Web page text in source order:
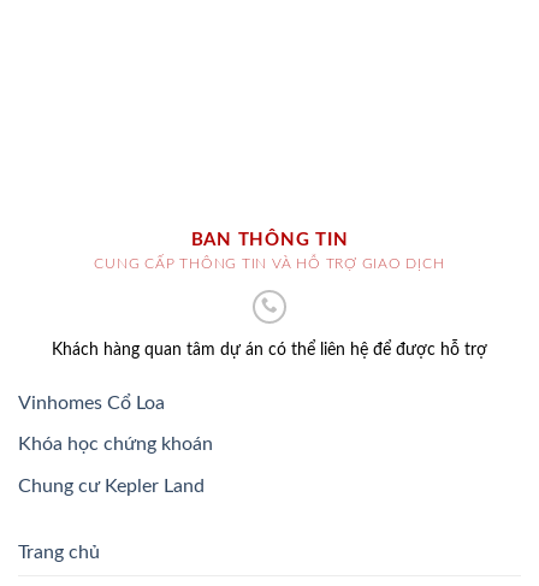
BAN THÔNG TIN
CUNG CẤP THÔNG TIN VÀ HỖ TRỢ GIAO DỊCH
Khách hàng quan tâm dự án có thể liên hệ để được hỗ trợ
Vinhomes Cổ Loa
Khóa học chứng khoán
Chung cư Kepler Land
Trang chủ